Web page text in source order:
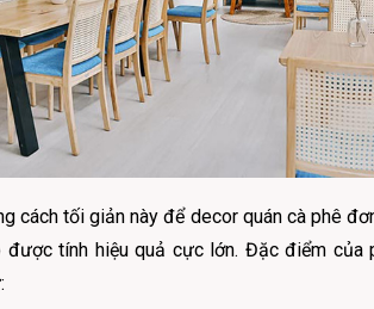
cách tối giản này để decor quán cà phê
được tính hiệu quả cực lớn. Đặc điểm của